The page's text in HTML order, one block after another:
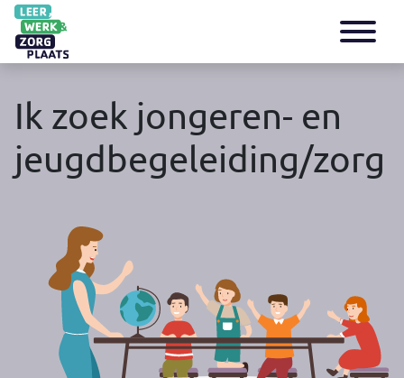
Ik zoek jongeren- en
jeugdbegeleiding/zorg